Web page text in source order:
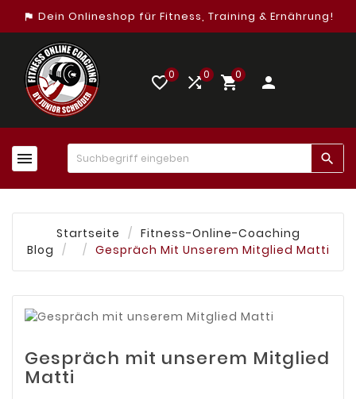
assistant_photo Dein Onlineshop für Fitness, Training & Ernährung!
favorite_border0 0 0 person
 
Startseite
Fitness-Online-Coaching
Blog
Gespräch Mit Unserem Mitglied Matti
Gespräch mit unserem Mitglied
Matti